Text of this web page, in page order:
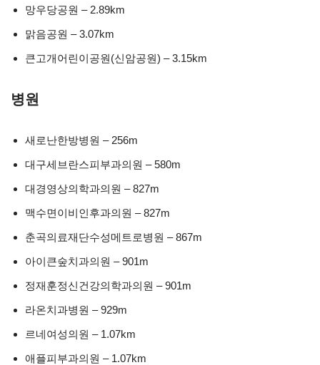
망우당공원 – 2.89km
맑음공원 – 3.07km
큰고개어린이공원(신암공원) – 3.15km
병원
새로난한방병원 – 256m
대구세브란스피부과의원 – 580m
대경영상의학과의원 – 827m
맥수면이비인후과의원 – 827m
춘곡의료재단수성메트로병원 – 867m
아이큰숲치과의원 – 901m
정재훈정신건강의학과의원 – 901m
라온치과병원 – 929m
르네여성의원 – 1.07km
애플피부과의원 – 1.07km